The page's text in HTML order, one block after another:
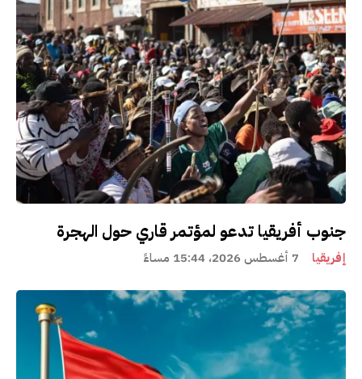
جنوب أفريقيا تدعو لمؤتمر قاري حول الهجرة
إفريقيا 7 أغسطس 2026، 15:44 مساءً